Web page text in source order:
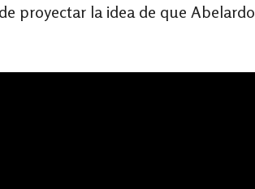
proyectar la idea de que